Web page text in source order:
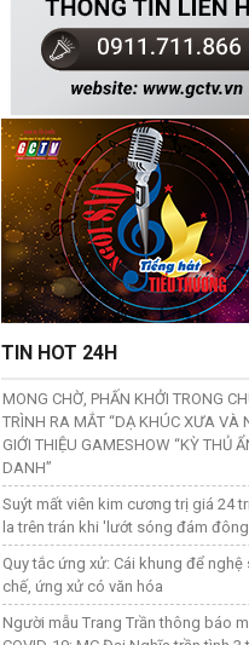
TIN HOT 24H
MONG CHỜ, PHẤN KHỞI TRONG
TRÌNH RA MẮT “DẠ KHÚC XƯA VÀ
GIỚI THIỆU GAMESHOW “KỲ THỦ
DANH”
Suýt mất viên kim cương trị giá 24
la trên trán khi 'lướt sóng đám
Quy tắc ứng xử: Cái khung để nghệ
chế, ứng xử có văn hóa
Người mẫu Trang Trần thông báo